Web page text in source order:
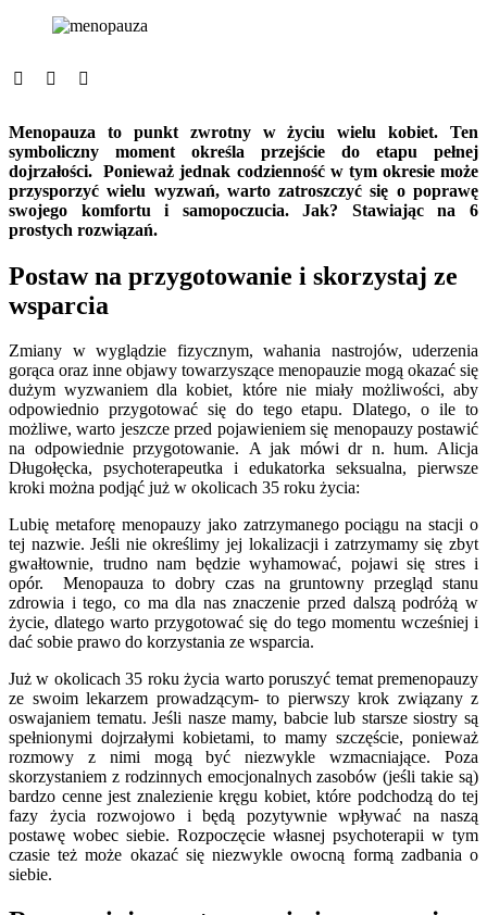
Menopauza to punkt zwrotny w życiu wielu kobiet. Ten
symboliczny moment określa przejście do etapu pełnej
dojrzałości. Ponieważ jednak codzienność w tym okresie może
przysporzyć wielu wyzwań, warto zatroszczyć się o poprawę
swojego komfortu i samopoczucia. Jak? Stawiając na 6
prostych rozwiązań.
Postaw na przygotowanie i skorzystaj ze
wsparcia
Zmiany w wyglądzie fizycznym, wahania nastrojów, uderzenia
gorąca oraz inne objawy towarzyszące menopauzie mogą okazać się
dużym wyzwaniem dla kobiet, które nie miały możliwości, aby
odpowiednio przygotować się do tego etapu. Dlatego, o ile to
możliwe, warto jeszcze przed pojawieniem się menopauzy postawić
na odpowiednie przygotowanie. A jak mówi dr n. hum. Alicja
Długołęcka, psychoterapeutka i edukatorka seksualna, pierwsze
kroki można podjąć już w okolicach 35 roku życia:
Lubię metaforę menopauzy jako zatrzymanego pociągu na stacji o
tej nazwie. Jeśli nie określimy jej lokalizacji i zatrzymamy się zbyt
gwałtownie, trudno nam będzie wyhamować, pojawi się stres i
opór. Menopauza to dobry czas na gruntowny przegląd stanu
zdrowia i tego, co ma dla nas znaczenie przed dalszą podróżą w
życie, dlatego warto przygotować się do tego momentu wcześniej i
dać sobie prawo do korzystania ze wsparcia.
Już w okolicach 35 roku życia warto poruszyć temat premenopauzy
ze swoim lekarzem prowadzącym- to pierwszy krok związany z
oswajaniem tematu. Jeśli nasze mamy, babcie lub starsze siostry są
spełnionymi dojrzałymi kobietami, to mamy szczęście, ponieważ
rozmowy z nimi mogą być niezwykle wzmacniające. Poza
skorzystaniem z rodzinnych emocjonalnych zasobów (jeśli takie są)
bardzo cenne jest znalezienie kręgu kobiet, które podchodzą do tej
fazy życia rozwojowo i będą pozytywnie wpływać na naszą
postawę wobec siebie. Rozpoczęcie własnej psychoterapii w tym
czasie też może okazać się niezwykle owocną formą zadbania o
siebie.